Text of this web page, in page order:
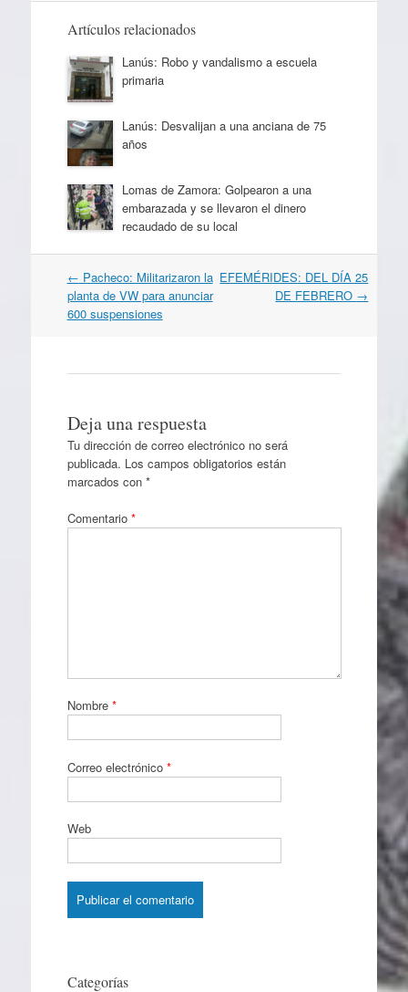
Artículos relacionados
Lanús: Robo y vandalismo a escuela
primaria
Lanús: Desvalijan a una anciana de 75
años
Lomas de Zamora: Golpearon a una
embarazada y se llevaron el dinero
recaudado de su local
Navegación
por
artículos
← Pacheco: Militarizaron la
planta de VW para anunciar
600 suspensiones
EFEMÉRIDES: DEL DÍA 25
DE FEBRERO →
Deja una respuesta
Tu dirección de correo electrónico no será
publicada. Los campos obligatorios están
marcados con *
Comentario *
Nombre *
Correo electrónico *
Web
Categorías